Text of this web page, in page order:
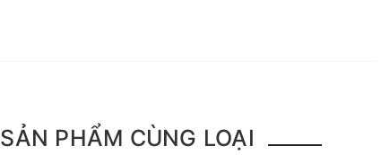
SẢN PHẨM CÙNG LOẠI